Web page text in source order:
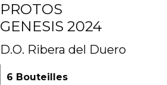
PROTOS
GENESIS 2024
D.O. Ribera del Duero
6 Bouteilles